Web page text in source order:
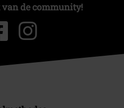
de community!